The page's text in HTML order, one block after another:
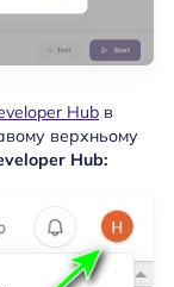
Hub в
верхньому
Hub: